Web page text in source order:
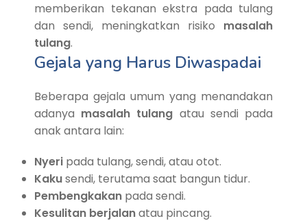
memberikan tekanan ekstra pada tulang
dan sendi, meningkatkan risiko masalah
tulang.
Gejala yang Harus Diwaspadai
Beberapa gejala umum yang menandakan
adanya masalah tulang atau sendi pada
anak antara lain:
Nyeri pada tulang, sendi, atau otot.
Kakusendi, terutama saat bangun tidur.
Pembengkakan pada sendi.
Kesulitan berjalanatau pincang.